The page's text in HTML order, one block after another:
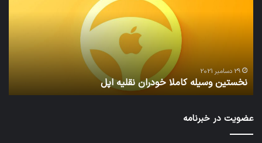
29 دسامبر 2021
نخستین وسیله کاملا خودران نقلیه اپل
عضویت در خبرنامه